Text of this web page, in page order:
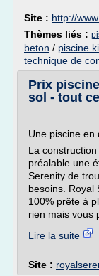
Site : http://
Thèmes liés :
beton / piscine
technique de
Prix
sol - tout
Une piscine en
La
préalable une
Serenity de
besoins. Royal
100% prête à
rien mais vous
Lire la suite
Site :